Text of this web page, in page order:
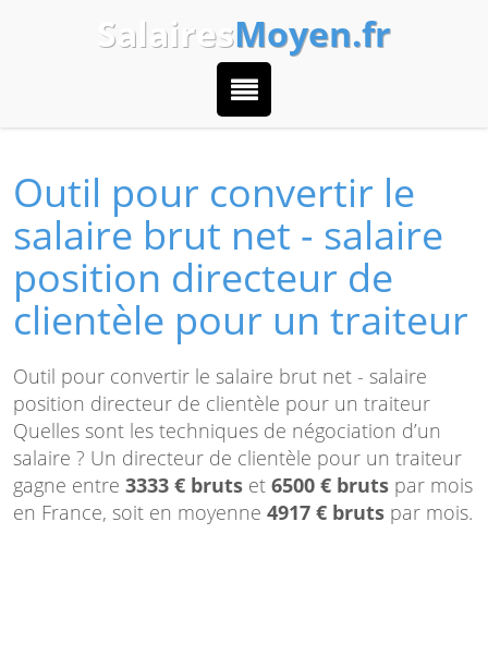
SalairesMoyen.fr
Outil pour convertir le
salaire brut net - salaire
position directeur de
clientèle pour un traiteur
Outil pour convertir le salaire brut net - salaire
position directeur de clientèle pour un traiteur
Quelles sont les techniques de négociation d’un
salaire ? Un directeur de clientèle pour un traiteur
gagne entre 3333 € bruts et 6500 € bruts par mois
en France, soit en moyenne 4917 € bruts par mois.